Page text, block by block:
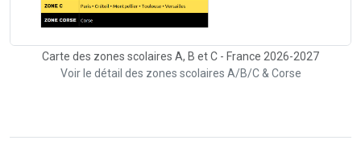
Carte des zones scolaires A, B et C - France 2026-2027
Voir le détail des zones scolaires A/B/C & Corse